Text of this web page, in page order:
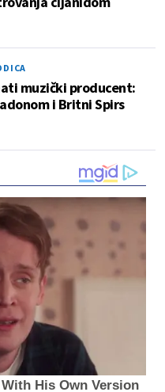
muzički producent:
i Britni Spirs
His Own Version